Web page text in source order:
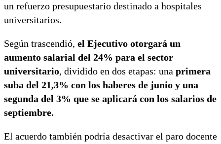
un refuerzo presupuestario destinado a hospitales
universitarios.
Según trascendió, el Ejecutivo otorgará un
aumento salarial del 24% para el sector
universitario, dividido en dos etapas: una primera
suba del 21,3% con los haberes de junio y una
segunda del 3% que se aplicará con los salarios de
septiembre.
El acuerdo también podría desactivar el paro docente